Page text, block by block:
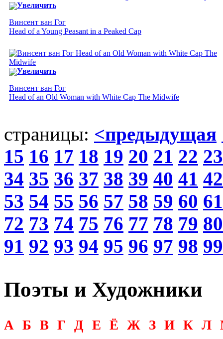
Увеличить
Винсент ван Гог
Head of a Young Peasant in a Peaked Cap
Увеличить
Винсент ван Гог
Head of an Old Woman with White Cap The Midwife
страницы: <предыдущая
15 16 17 18 19 20 21 22 23
34 35 36 37 38 39 40 41 42
53 54 55 56 57 58 59 60 61
72 73 74 75 76 77 78 79 80
91 92 93 94 95 96 97 98 99
Поэты и Художники
А Б В Г Д Е Ё Ж З И К Л